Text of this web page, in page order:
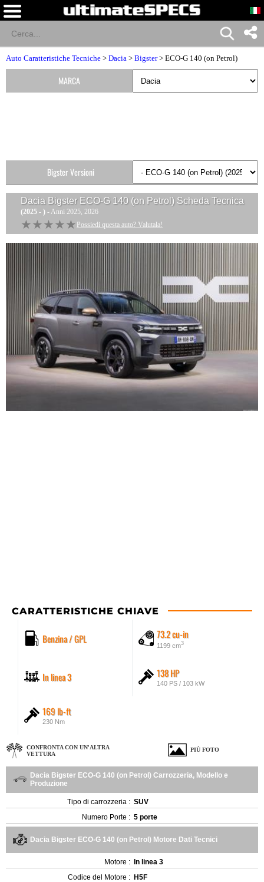
Auto Caratteristiche Tecniche > Dacia > Bigster> ECO-G 140 (on Petrol)
Dacia Bigster ECO-G 140 (on Petrol)Scheda Tecnica
(2025 - ) - Anni 2025, 2026
★★★★★
★★★★★ Possiedi questa auto? Valutala!
CARATTERISTICHE CHIAVE
Benzina / GPL 73.2 cu-in
1199 cm3
In linea 3 138 HP
140 PS / 103 kW
169 lb-ft
230 Nm
CONFRONTA CON UN'ALTRA
VETTURA
PIÙ FOTO
Dacia Bigster ECO-G 140 (on Petrol) Carrozzeria, Modello e
Produzione
Tipo di carrozzeria : SUV
Numero Porte : 5 porte
Dacia Bigster ECO-G 140 (on Petrol) Motore Dati Tecnici
Motore : In linea 3
Codice del Motore : H5F
MARCA
Bigster Versioni